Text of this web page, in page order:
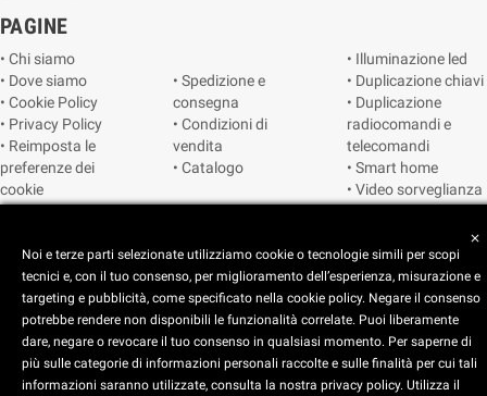
PAGINE
• Chi siamo
• Dove siamo
• Cookie Policy
• Privacy Policy
• Reimposta le
preferenze dei
cookie
• Spedizione e
consegna
• Condizioni di
vendita
• Catalogo
• Illuminazione led
• Duplicazione chiavi
• Duplicazione
radiocomandi e
telecomandi
• Smart home
• Video sorveglianza
Copyright © 2025 CEART | Negozio di elettronica Torino
C.E.A.R.T. Elettronica
close
Noi e terze parti selezionate utilizziamo cookie o tecnologie simili per scopi
tecnici e, con il tuo consenso, per miglioramento dell’esperienza, misurazione e
targeting e pubblicità, come specificato nella cookie policy. Negare il consenso
potrebbe rendere non disponibili le funzionalità correlate. Puoi liberamente
dare, negare o revocare il tuo consenso in qualsiasi momento. Per saperne di
più sulle categorie di informazioni personali raccolte e sulle finalità per cui tali
informazioni saranno utilizzate, consulta la nostra privacy policy. Utilizza il